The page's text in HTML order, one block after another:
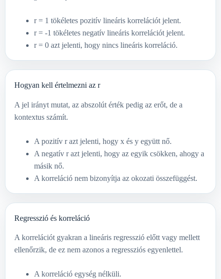
r = 1 tökéletes pozitív lineáris korrelációt jelent.
r = -1 tökéletes negatív lineáris korrelációt jelent.
r = 0 azt jelenti, hogy nincs lineáris korreláció.
Hogyan kell értelmezni az r
A jel irányt mutat, az abszolút érték pedig az erőt, de a
kontextus számít.
A pozitív r azt jelenti, hogy x és y együtt nő.
A negatív r azt jelenti, hogy az egyik csökken, ahogy a
másik nő.
A korreláció nem bizonyítja az okozati összefüggést.
Regresszió és korreláció
A korrelációt gyakran a lineáris regresszió előtt vagy mellett
ellenőrzik, de ez nem azonos a regressziós egyenlettel.
A korreláció egység nélküli.